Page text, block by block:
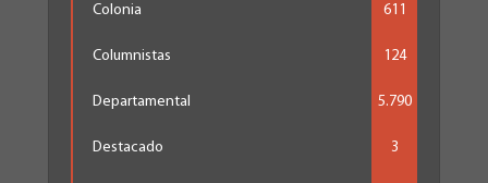
Colonia 611
Columnistas 124
Departamental 5.790
Destacado 3